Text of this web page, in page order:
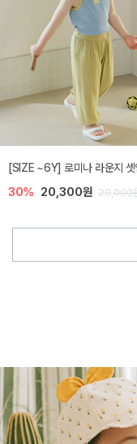
[SIZE ~6Y] 로미나 라운지 셋
30% 20,300원 29,000